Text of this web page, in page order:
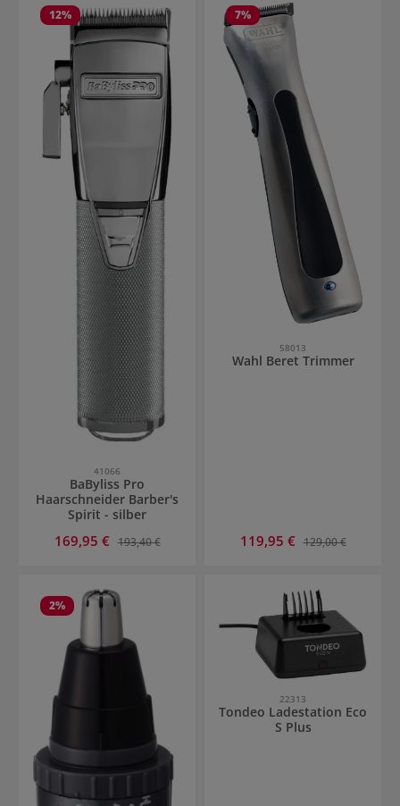
12%
41066
BaByliss Pro
Haarschneider Barber's
Spirit - silber
Verkaufspreis:
169,95 € Regulärer Preis:
193,40 €
7%
58013
Wahl Beret Trimmer
Verkaufspreis:
119,95 € Regulärer Preis:
129,00 €
2%
22313
Tondeo Ladestation Eco
S Plus